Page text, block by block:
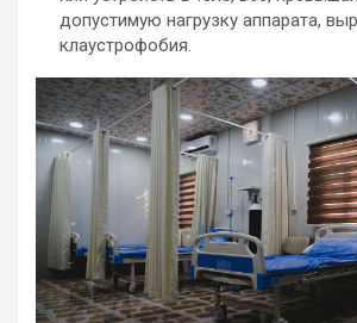
допустимую нагрузку аппарата,
клаустрофобия.